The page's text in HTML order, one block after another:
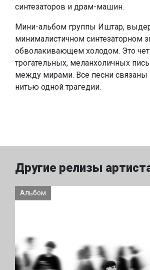
синтезаторов и драм-машин.
Мини-альбом группы Иштар,
минималистичном синтезаторном
обволакивающем холодом. Это
трогательных, меланхоличных
между мирами. Все песни
нитью одной трагедии.
Другие релизы
Альбом